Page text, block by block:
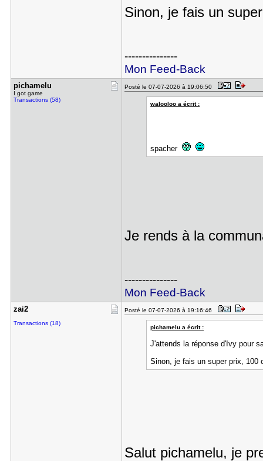
Sinon, je fais un
---------------
Mon Feed-Back
pichamelu
I got game
Transactions (58)
Posté le 07-07-2026 à 19:06:50
walooloo a écrit :
spacher
Je rends à la
---------------
Mon Feed-Back
zai2
Transactions (18)
Posté le 07-07-2026 à 19:16:46
pichamelu a écrit :
J'attends la réponse d'Ivy pour
Sinon, je fais un super prix, 100
Salut pichamelu, je